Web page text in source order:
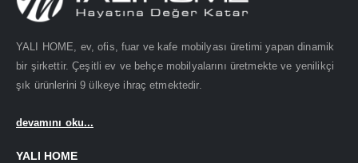
YALI HOME, ev, ofis, fuar ve kafe mobilyası üretimi yapan dinamik
bir şirkettir. Çeşitli ev ve behçe mobilyalarını üretmekte ve yenilikçi
şık ürünlerini 9 ülkeye ihraç etmektedir.
devamını oku...
YALI HOME